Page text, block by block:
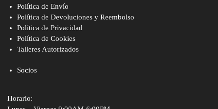
Política de Envío
Política de Devoluciones y Reembolso
Política de Privacidad
Política de Cookies
Talleres Autorizados
Socios
Horario: